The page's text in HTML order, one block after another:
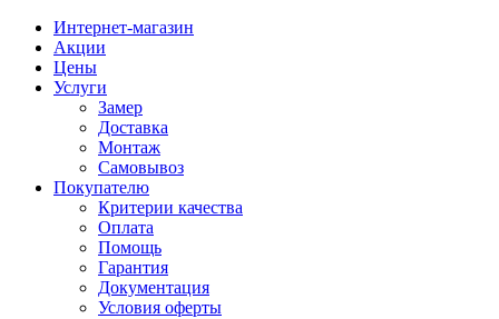
Интернет-магазин
Акции
Цены
Услуги
Замер
Доставка
Монтаж
Самовывоз
Покупателю
Критерии качества
Оплата
Помощь
Гарантия
Документация
Условия оферты